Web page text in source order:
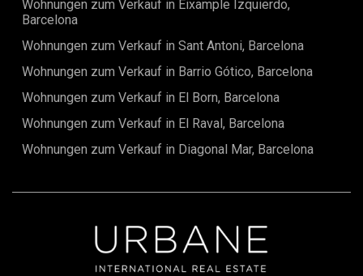
Wohnungen zum Verkauf in Eixample Izquierdo,
Barcelona
Wohnungen zum Verkauf in Sant Antoni, Barcelona
Wohnungen zum Verkauf in Barrio Gótico, Barcelona
Wohnungen zum Verkauf in El Born, Barcelona
Wohnungen zum Verkauf in El Raval, Barcelona
Wohnungen zum Verkauf in Diagonal Mar, Barcelona